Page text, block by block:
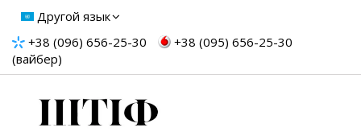
Другой язык
+38 (096) 656-25-30
+38 (095) 656-25-30
(вайбер)